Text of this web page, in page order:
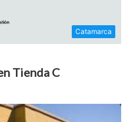
Catamarca
Tienda C